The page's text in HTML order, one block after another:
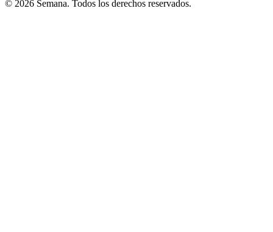
© 2026 Semana. Todos los derechos reservados.